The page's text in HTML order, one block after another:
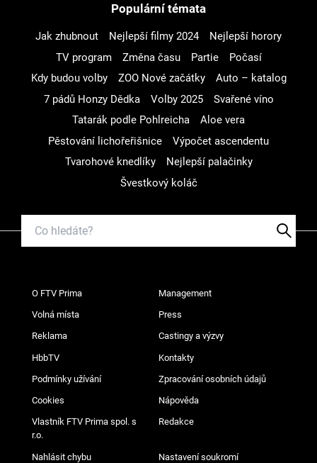
Populární témata
Jak zhubnout Nejlepší filmy 2024
Nejlepší horory
TV program
Změna času Partie
Počasí
Kdy budou volby
ZOO Nové začátky
Auto – katalog
7 pádů Honzy Dědka
Volby 2025
Svařené víno
Tatarák podle Pohlreicha
Aloe vera
Pěstování lichořeřišnice
Výpočet ascendentu
Tvarohové knedlíky
Nejlepší palačinky
Švestkový koláč
O FTV Prima Management
Volná místa Press
Reklama Castingy a výzvy
HbbTV Kontakty
Podmínky užívání Zpracování osobních údajů
Cookies Nápověda
Vlastník FTV Prima spol. s
r.o.
Redakce
Nahlásit chybu Nastavení soukromí